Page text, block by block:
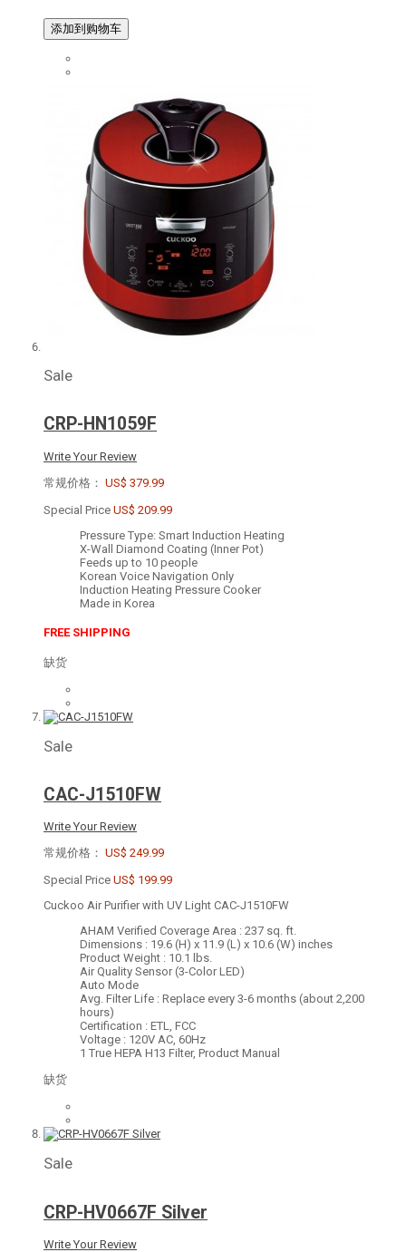
添加到购物车
Sale
CRP-HN1059F
Write Your Review
常规价格： US$ 379.99
Special Price US$ 209.99
Pressure Type: Smart Induction Heating
X-Wall Diamond Coating (Inner Pot)
Feeds up to 10 people
Korean Voice Navigation Only
Induction Heating Pressure Cooker
Made in Korea
FREE SHIPPING
缺货
Sale
CAC-J1510FW
Write Your Review
常规价格： US$ 249.99
Special Price US$ 199.99
Cuckoo Air Purifier with UV Light CAC-J1510FW
AHAM Verified Coverage Area : 237 sq. ft.
Dimensions : 19.6 (H) x 11.9 (L) x 10.6 (W) inches
Product Weight : 10.1 lbs.
Air Quality Sensor (3-Color LED)
Auto Mode
Avg. Filter Life : Replace every 3-6 months (about 2,200
hours)
Certification : ETL, FCC
Voltage : 120V AC, 60Hz
1 True HEPA H13 Filter, Product Manual
缺货
Sale
CRP-HV0667F Silver
Write Your Review